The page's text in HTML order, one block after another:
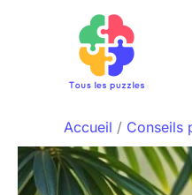
Accueil Conseils